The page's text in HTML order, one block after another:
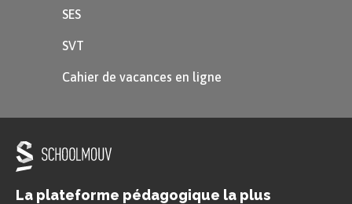
SES
SVT
Cahier de vacances en ligne
La plateforme pédagogique la plus